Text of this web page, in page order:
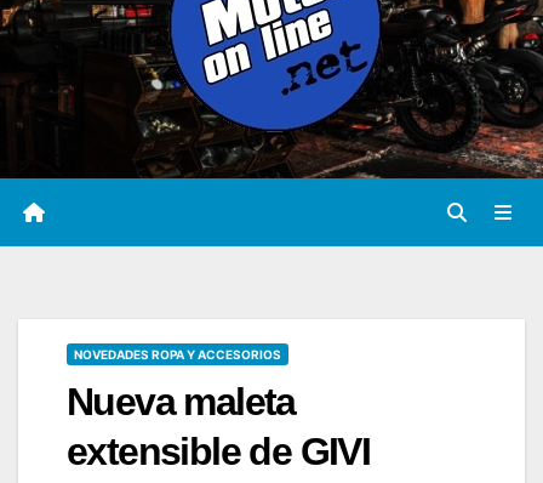
NOVEDADES ROPA Y ACCESORIOS
Nueva maleta
extensible de GIVI